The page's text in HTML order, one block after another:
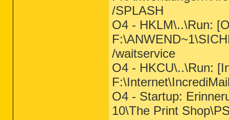
/SPLASH
O4 - HKLM\..\Run:
/waitservice
O4 - HKCU\..\Run:
O4 - Startup:
10\The Print